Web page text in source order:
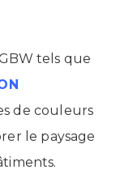
tels que
de couleurs
le paysage